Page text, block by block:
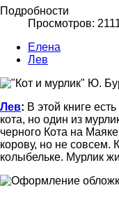
Подробности
Просмотров:
Елена
Лев
Лев: В этой книге
кота, но один из
черного Кота на
корову, но не совсем.
колыбельке. Мурлик